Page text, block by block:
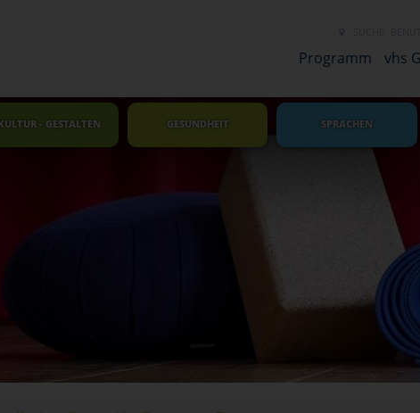
Programm vhs
- GESTALTEN GESUNDHEIT SPRACHEN